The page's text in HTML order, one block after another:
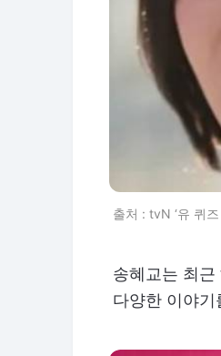
출처 : tvN ‘유 퀴즈
송혜교는 최
다양한 이야